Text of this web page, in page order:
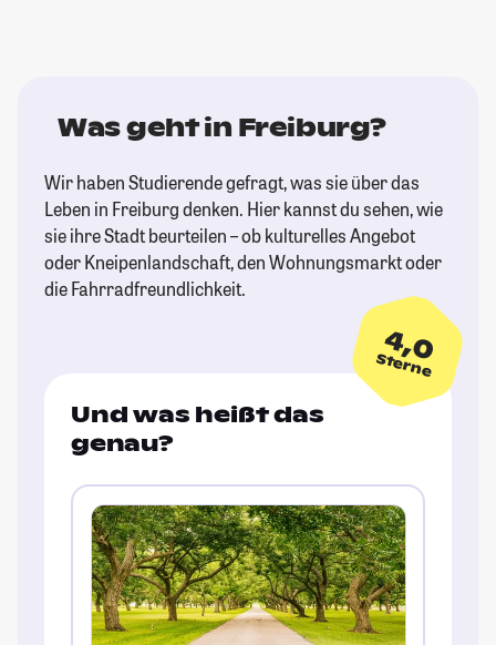
Was geht in Freiburg?
Wir haben Studierende gefragt, was sie über das
Leben in Freiburg denken. Hier kannst du sehen, wie
sie ihre Stadt beurteilen – ob kulturelles Angebot
oder Kneipenlandschaft, den Wohnungsmarkt oder
die Fahrradfreundlichkeit.
4,0
Sterne
Und was heißt das
genau?